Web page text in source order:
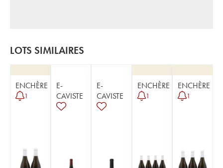
LOTS SIMILAIRES
ENCHÈRE
1
E-
CAVISTE
E-
CAVISTE
ENCHÈRE
1
ENCHÈRE
1